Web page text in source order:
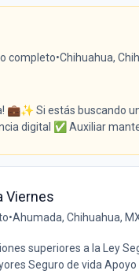
completo•Chihuahua,
💼✨ Si estás buscando
digital ✅ Auxiliar
Viernes
•Ahumada, Chihuahua,
superiores a la Ley
Seguro de vida